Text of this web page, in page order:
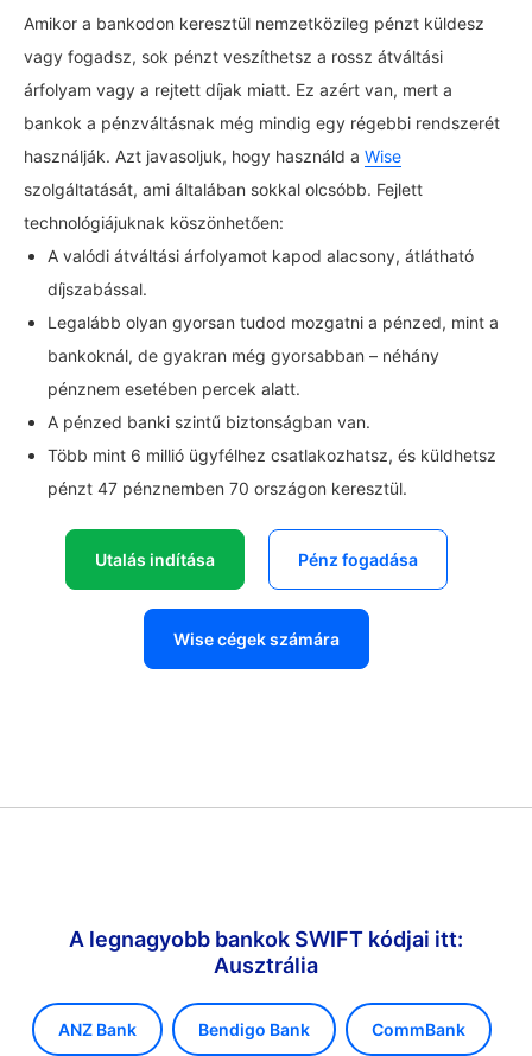
Amikor a bankodon keresztül nemzetközileg pénzt küldesz
vagy fogadsz, sok pénzt veszíthetsz a rossz átváltási
árfolyam vagy a rejtett díjak miatt. Ez azért van, mert a
bankok a pénzváltásnak még mindig egy régebbi rendszerét
használják. Azt javasoljuk, hogy használd a Wise
szolgáltatását, ami általában sokkal olcsóbb. Fejlett
technológiájuknak köszönhetően:
A valódi átváltási árfolyamot kapod alacsony, átlátható
díjszabással.
Legalább olyan gyorsan tudod mozgatni a pénzed, mint a
bankoknál, de gyakran még gyorsabban – néhány
pénznem esetében percek alatt.
A pénzed banki szintű biztonságban van.
Több mint 6 millió ügyfélhez csatlakozhatsz, és küldhetsz
pénzt 47 pénznemben 70 országon keresztül.
Utalás indítása Pénz fogadása
Wise cégek számára
A legnagyobb bankok SWIFT kódjai itt:
Ausztrália
ANZ Bank Bendigo Bank CommBank